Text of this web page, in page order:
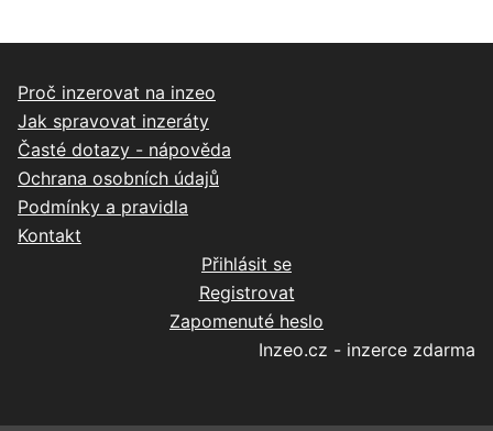
Proč inzerovat na inzeo
Jak spravovat inzeráty
Časté dotazy - nápověda
Ochrana osobních údajů
Podmínky a pravidla
Kontakt
Přihlásit se
Registrovat
Zapomenuté heslo
Inzeo.cz - inzerce zdarma